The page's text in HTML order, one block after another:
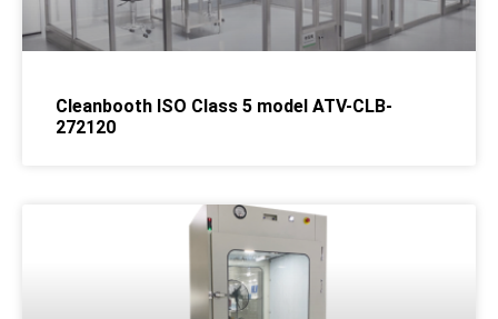
Cleanbooth ISO Class 5 model ATV-CLB-
272120